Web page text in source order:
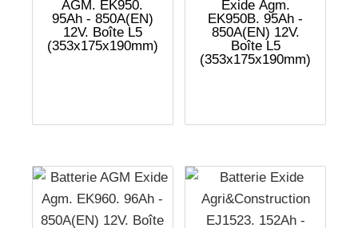
AGM. EK950.
95Ah - 850A(EN)
12V. Boîte L5
(353x175x190mm)
Exide Agm.
EK950B. 95Ah -
850A(EN) 12V.
Boîte L5
(353x175x190mm)